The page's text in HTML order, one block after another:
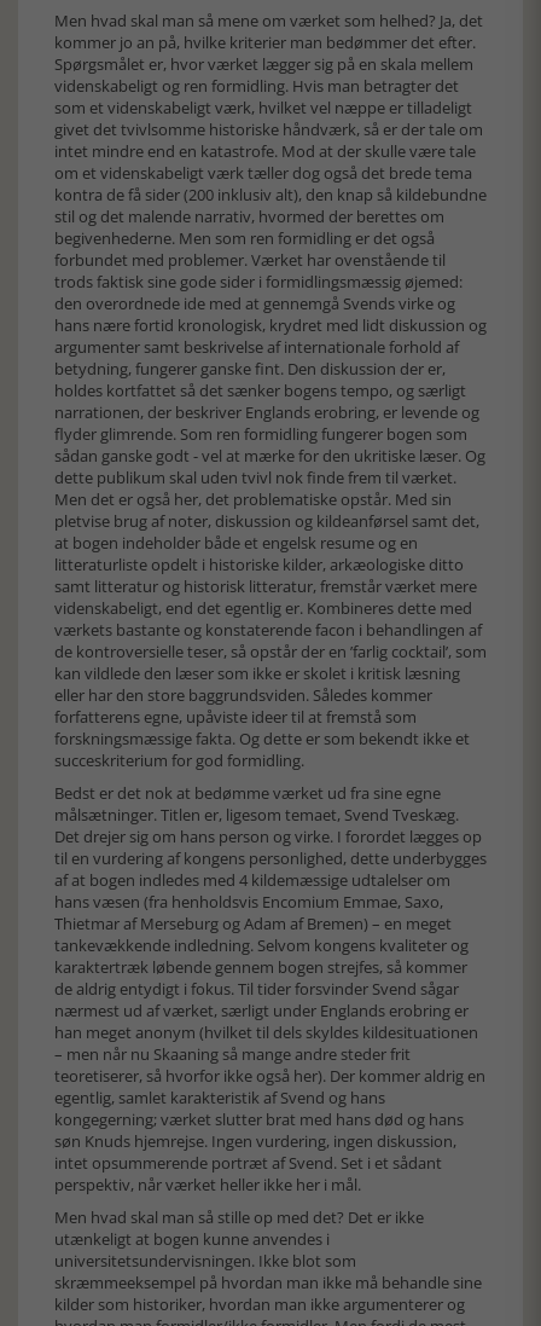
Men hvad skal man så mene om værket som helhed? Ja, det
kommer jo an på, hvilke kriterier man bedømmer det efter.
Spørgsmålet er, hvor værket lægger sig på en skala mellem
videnskabeligt og ren formidling. Hvis man betragter det
som et videnskabeligt værk, hvilket vel næppe er tilladeligt
givet det tvivlsomme historiske håndværk, så er der tale om
intet mindre end en katastrofe. Mod at der skulle være tale
om et videnskabeligt værk tæller dog også det brede tema
kontra de få sider (200 inklusiv alt), den knap så kildebundne
stil og det malende narrativ, hvormed der berettes om
begivenhederne. Men som ren formidling er det også
forbundet med problemer. Værket har ovenstående til
trods faktisk sine gode sider i formidlingsmæssig øjemed:
den overordnede ide med at gennemgå Svends virke og
hans nære fortid kronologisk, krydret med lidt diskussion og
argumenter samt beskrivelse af internationale forhold af
betydning, fungerer ganske fint. Den diskussion der er,
holdes kortfattet så det sænker bogens tempo, og særligt
narrationen, der beskriver Englands erobring, er levende og
flyder glimrende. Som ren formidling fungerer bogen som
sådan ganske godt - vel at mærke for den ukritiske læser. Og
dette publikum skal uden tvivl nok finde frem til værket.
Men det er også her, det problematiske opstår. Med sin
pletvise brug af noter, diskussion og kildeanførsel samt det,
at bogen indeholder både et engelsk resume og en
litteraturliste opdelt i historiske kilder, arkæologiske ditto
samt litteratur og historisk litteratur, fremstår værket mere
videnskabeligt, end det egentlig er. Kombineres dette med
værkets bastante og konstaterende facon i behandlingen af
de kontroversielle teser, så opstår der en ’farlig cocktail’, som
kan vildlede den læser som ikke er skolet i kritisk læsning
eller har den store baggrundsviden. Således kommer
forfatterens egne, upåviste ideer til at fremstå som
forskningsmæssige fakta. Og dette er som bekendt ikke et
succeskriterium for god formidling.
Bedst er det nok at bedømme værket ud fra sine egne
målsætninger. Titlen er, ligesom temaet, Svend Tveskæg.
Det drejer sig om hans person og virke. I forordet lægges op
til en vurdering af kongens personlighed, dette underbygges
af at bogen indledes med 4 kildemæssige udtalelser om
hans væsen (fra henholdsvis Encomium Emmae, Saxo,
Thietmar af Merseburg og Adam af Bremen) – en meget
tankevækkende indledning. Selvom kongens kvaliteter og
karaktertræk løbende gennem bogen strejfes, så kommer
de aldrig entydigt i fokus. Til tider forsvinder Svend sågar
nærmest ud af værket, særligt under Englands erobring er
han meget anonym (hvilket til dels skyldes kildesituationen
– men når nu Skaaning så mange andre steder frit
teoretiserer, så hvorfor ikke også her). Der kommer aldrig en
egentlig, samlet karakteristik af Svend og hans
kongegerning; værket slutter brat med hans død og hans
søn Knuds hjemrejse. Ingen vurdering, ingen diskussion,
intet opsummerende portræt af Svend. Set i et sådant
perspektiv, når værket heller ikke her i mål.
Men hvad skal man så stille op med det? Det er ikke
utænkeligt at bogen kunne anvendes i
universitetsundervisningen. Ikke blot som
skræmmeeksempel på hvordan man ikke må behandle sine
kilder som historiker, hvordan man ikke argumenterer og